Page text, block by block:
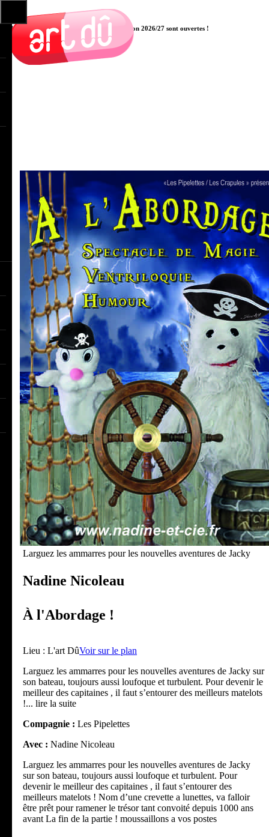
Les pré-inscriptions aux cours pour la saison 2026/27 sont ouvertes !
Larguez les ammarres pour les nouvelles aventures de Jacky
Nadine Nicoleau
À l'Abordage !
Lieu : L'art DûVoir sur le plan
Larguez les ammarres pour les nouvelles aventures de Jacky sur
son bateau, toujours aussi loufoque et turbulent. Pour devenir le
meilleur des capitaines , il faut s’entourer des meilleurs matelots
!... lire la suite
Compagnie : Les Pipelettes
Avec : Nadine Nicoleau
Larguez les ammarres pour les nouvelles aventures de Jacky
sur son bateau, toujours aussi loufoque et turbulent. Pour
devenir le meilleur des capitaines , il faut s’entourer des
meilleurs matelots ! Nom d’une crevette a lunettes, va falloir
être prêt pour ramener le trésor tant convoité depuis 1000 ans
avant La fin de la partie ! moussaillons a vos postes